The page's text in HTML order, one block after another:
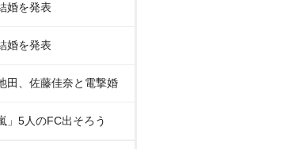
婚を発表
婚を発表
田、佐藤佳奈と電撃婚
」5人のFC出そろう